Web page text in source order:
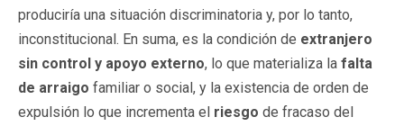
produciría una situación discriminatoria y, por lo tanto,
inconstitucional. En suma, es la condición de extranjero
sin control y apoyo externo, lo que materializa la falta
de arraigo familiar o social, y la existencia de orden de
expulsión lo que incrementa el riesgo de fracaso del